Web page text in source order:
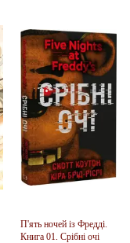
П'ять ночей із Фредді.
Книга 01. Срібні очі